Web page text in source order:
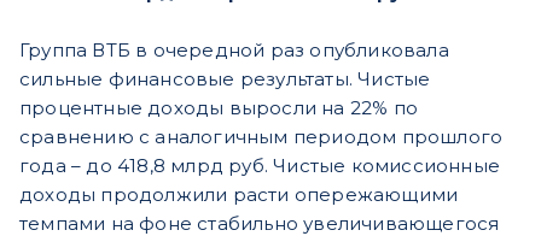
Группа ВТБ в очередной раз опубликовала
сильные финансовые результаты. Чистые
процентные доходы выросли на 22% по
сравнению с аналогичным периодом прошлого
года – до 418,8 млрд руб. Чистые комиссионные
доходы продолжили расти опережающими
темпами на фоне стабильно увеличивающегося